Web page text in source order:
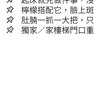
小！
檸檬搭配它，臉上
肚腩一抓一大把，
獨家／家樓梯門口